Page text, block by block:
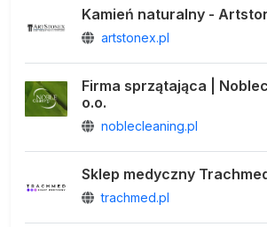
Kamień naturalny -
artstonex.pl
Firma sprzątająca |
o.o.
noblecleaning.pl
Sklep medyczny
trachmed.pl